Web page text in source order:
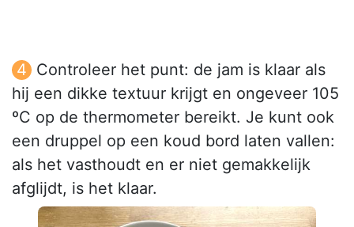
Controleer het punt: de jam is klaar als
hij een dikke textuur krijgt en ongeveer 105
ºC op de thermometer bereikt. Je kunt ook
een druppel op een koud bord laten vallen:
als het vasthoudt en er niet gemakkelijk
afglijdt, is het klaar.